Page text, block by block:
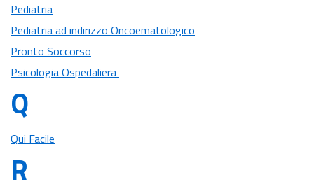
Pediatria
Pediatria ad indirizzo Oncoematologico
Pronto Soccorso
Psicologia Ospedaliera
Q
Qui Facile
R